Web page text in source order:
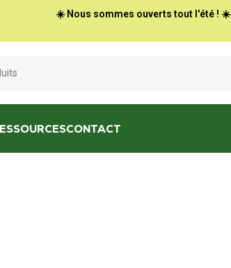
☀️ Nous sommes ouverts tout l'été ! ☀️
CONTACT